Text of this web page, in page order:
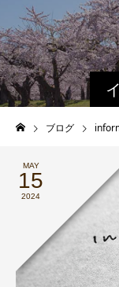
ブログ
MAY
15
2024